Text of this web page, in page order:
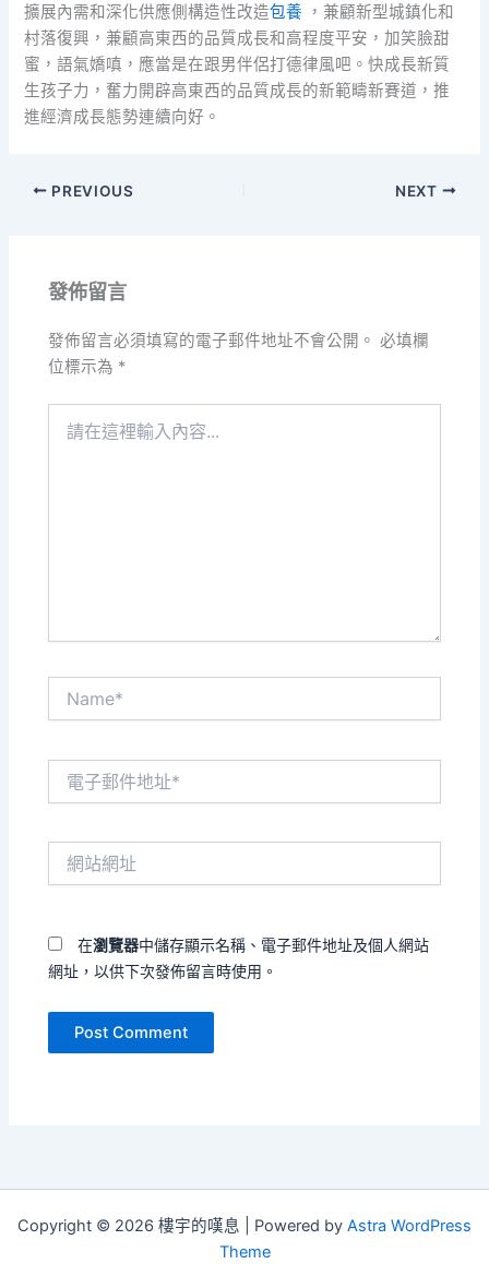
擴展內需和深化供應側構造性改造包養 ，兼顧新型城鎮化和
村落復興，兼顧高東西的品質成長和高程度平安，加笑臉甜
蜜，語氣嬌嗔，應當是在跟男伴侶打德律風吧。快成長新質
生孩子力，奮力開辟高東西的品質成長的新範疇新賽道，推
進經濟成長態勢連續向好。
PREVIOUS NEXT
發佈留言
發佈留言必須填寫的電子郵件地址不會公開。 必填欄
位標示為 *
在瀏覽器中儲存顯示名稱、電子郵件地址及個人網站
網址，以供下次發佈留言時使用。
Copyright © 2026 樓宇的嘆息 | Powered by Astra WordPress
Theme